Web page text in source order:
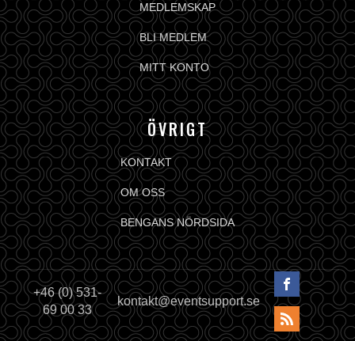
MEDLEMSKAP
BLI MEDLEM
MITT KONTO
ÖVRIGT
KONTAKT
OM OSS
BENGANS NÖRDSIDA
+46 (0) 531-
69 00 33
kontakt@eventsupport.se